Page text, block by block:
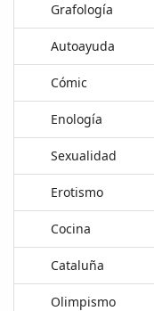
Grafología
Autoayuda
Cómic
Enología
Sexualidad
Erotismo
Cocina
Cataluña
Olimpismo